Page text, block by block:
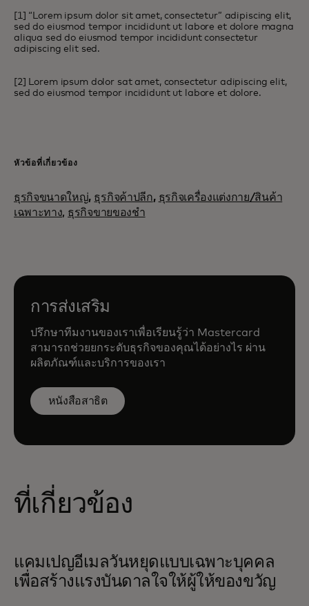
[1] “Lorem ipsum dolor sit amet, consectetur” adipiscing elit,
sed do eiusmod tempor incididunt ut labore et dolore magna
aliqua sed do eiusmod tempor incididunt consectetur
adipiscing elit sed.
[2] Lorem ipsum dolor sat amet, consectetur adipiscing elit,
sed do eiusmod tempor incididunt ut labore et dolore.
หัวข้อที่เกี่ยวข้อง
ธุรกิจขนาดใหญ่, ธุรกิจค้าปลีก, ธุรกิจเครื่องแต่งกาย/สินค้า
เฉพาะทาง, ธุรกิจขายของชำ
การส่งเสริม
ปรึกษาทีมงานของเราเพื่อเรียนรู้ว่า Mastercard
สามารถช่วยยกระดับธุรกิจของคุณได้อย่างไร ผ่าน
ผลิตภัณฑ์และบริการของเรา
หนังสือสาธิต
ที่เกี่ยวข้อง
แคมเปญอีเมลวันหยุดแบบเฉพาะบุคคล
เพื่อสร้างแรงบันดาลใจให้ผู้ให้ของขวัญ